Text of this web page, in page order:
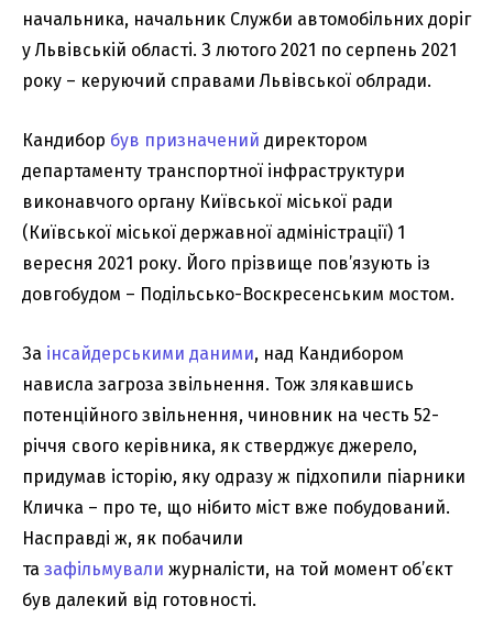
начальника, начальник Служби автомобільних доріг
у Львівській області. З лютого 2021 по серпень 2021
року – керуючий справами Львівської облради.
Кандибор був призначений директором
департаменту транспортної інфраструктури
виконавчого органу Київської міської ради
(Київської міської державної адміністрації) 1
вересня 2021 року. Його прізвище пов’язують із
довгобудом – Подільсько-Воскресенським мостом.
За інсайдерськими даними, над Кандибором
нависла загроза звільнення. Тож злякавшись
потенційного звільнення, чиновник на честь 52-
річчя свого керівника, як стверджує джерело,
придумав історію, яку одразу ж підхопили піарники
Кличка – про те, що нібито міст вже побудований.
Насправді ж, як побачили
та зафільмували журналісти, на той момент об’єкт
був далекий від готовності.